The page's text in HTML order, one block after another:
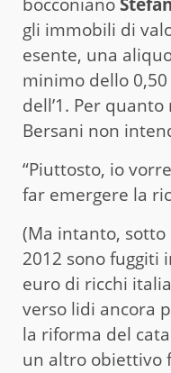
gli immobili di
esente, una
minimo dello
dell’1. Per
Bersani non
“Piuttosto, io
far emergere la
(Ma intanto, sotto
2012 sono fuggiti
euro di ricchi
verso lidi ancora
la riforma del
un altro obiettivo